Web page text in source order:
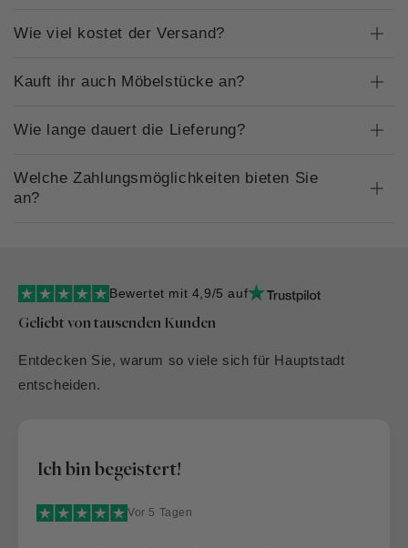
Wie viel kostet der Versand?
Kauft ihr auch Möbelstücke an?
Wie lange dauert die Lieferung?
Welche Zahlungsmöglichkeiten bieten Sie
an?
Bewertet mit 4,9/5 auf
Geliebt von tausenden Kunden
Entdecken Sie, warum so viele sich für Hauptstadt
entscheiden.
Ich bin begeistert!
Vor 5 Tagen